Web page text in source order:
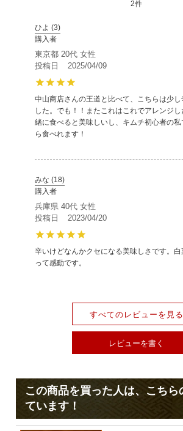
2
ひよ
3
購入者
東京都 20代 女性
投稿日
2025/04/09
中山商店さんの王道と比べて、こちらは少
した。でも！！またこれはこれでアレンジ
緒に食べると美味しいし、キムチ初心者の
ら食べれます！
みな
18
購入者
兵庫県 40代 女性
投稿日
2023/04/20
辛いけどなんかクセになる美味しさです。
って感動です。
すべてのレビューを見る
レビューを書く
この商品を買った人は、こちら
ています！